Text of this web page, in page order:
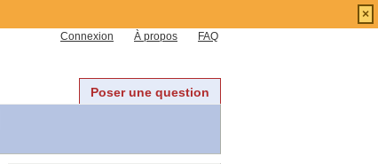
Connexion À propos FAQ
Poser une question
×